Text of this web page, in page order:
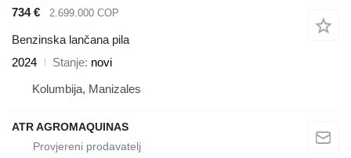
734 €
2.699.000 COP
Benzinska lančana pila
2024
Stanje novi
Kolumbija, Manizales
ATR AGROMAQUINAS